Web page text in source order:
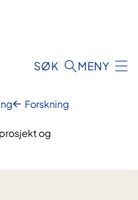
SØK MENY
Forskning
og